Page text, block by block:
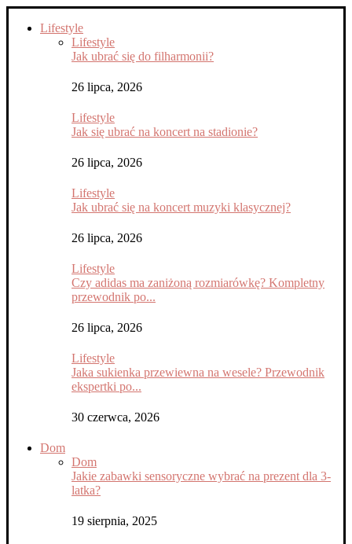
Lifestyle
Lifestyle
Jak ubrać się do filharmonii?
26 lipca, 2026
Lifestyle
Jak się ubrać na koncert na stadionie?
26 lipca, 2026
Lifestyle
Jak ubrać się na koncert muzyki klasycznej?
26 lipca, 2026
Lifestyle
Czy adidas ma zaniżoną rozmiarówkę? Kompletny
przewodnik po...
26 lipca, 2026
Lifestyle
Jaka sukienka przewiewna na wesele? Przewodnik
ekspertki po...
30 czerwca, 2026
Dom
Dom
Jakie zabawki sensoryczne wybrać na prezent dla 3-
latka?
19 sierpnia, 2025